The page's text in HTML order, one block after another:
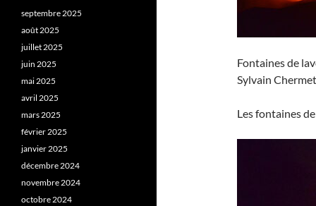
Fontaines de
Sylvain
Les fontaines
septembre 2025
août 2025
juillet 2025
juin 2025
mai 2025
avril 2025
mars 2025
février 2025
janvier 2025
décembre 2024
novembre 2024
octobre 2024